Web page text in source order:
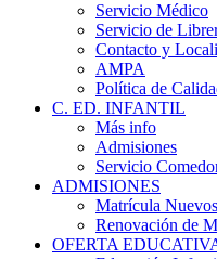
Servicio Médico
Servicio de
Contacto y
AMPA
Política de
C. ED. INFANTIL
Más info
Admisiones
Servicio
ADMISIONES
Matrícula
Renovación de
OFERTA